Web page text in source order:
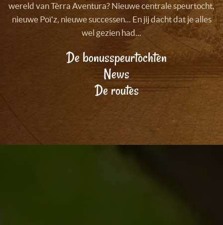
wereld van Tèrra Aventura? Nieuwe centrale speurtocht,
nieuwe Poï'z, nieuwe successen... En jij dacht dat je alles
wel gezien had...
De bonusspeurtochten
News
De routes